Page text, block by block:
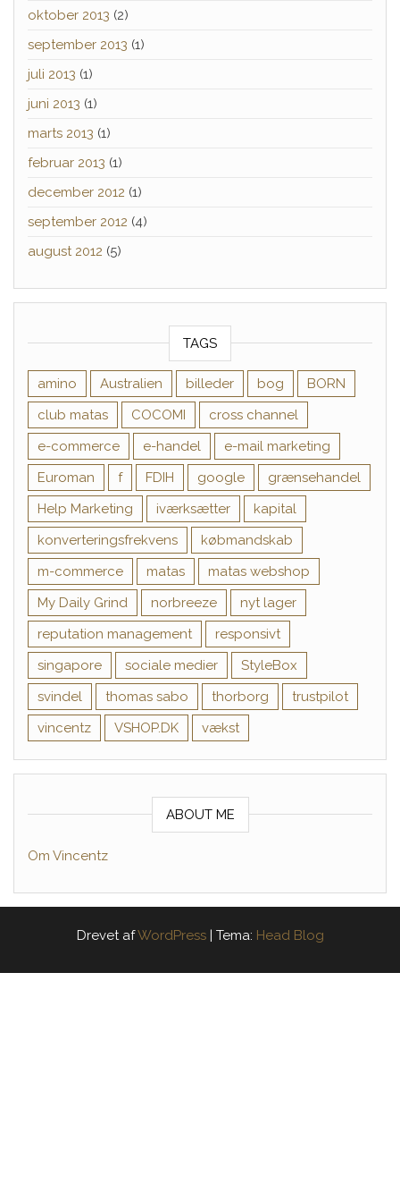
oktober 2013 (2)
september 2013 (1)
juli 2013 (1)
juni 2013 (1)
marts 2013 (1)
februar 2013 (1)
december 2012 (1)
september 2012 (4)
august 2012 (5)
TAGS
amino Australien billeder bog
BORN
club matas
COCOMI
cross channel
e-commerce
e-handel
e-mail marketing
Euroman
f FDIH google
grænsehandel
Help Marketing
iværksætter
kapital
konverteringsfrekvens
købmandskab
m-commerce
matas
matas webshop
My Daily Grind
norbreeze
nyt lager
reputation management
responsivt
singapore
sociale medier
StyleBox
svindel
thomas sabo thorborg
trustpilot
vincentz
VSHOP.DK vækst
ABOUT ME
Om Vincentz
Drevet afWordPress | Tema: Head Blog